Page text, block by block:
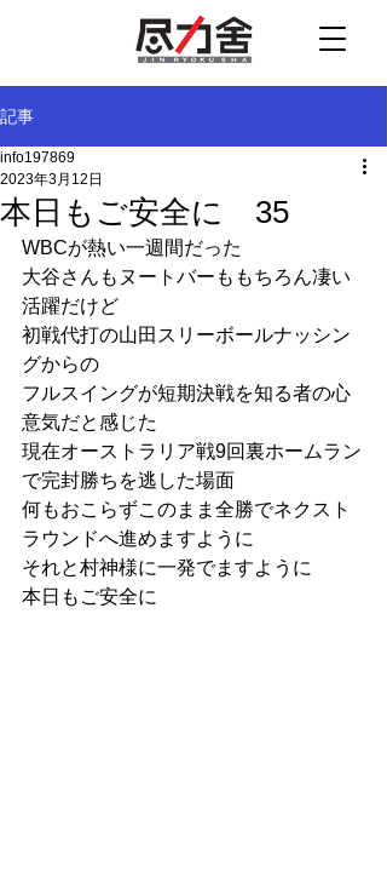
記事
本日もご安全に 35
info197869
2023年3月12日
WBCが熱い一週間だった
大谷さんもヌートバーももちろん凄い
活躍だけど
初戦代打の山田スリーボールナッシン
グからの
フルスイングが短期決戦を知る者の心
意気だと感じた
現在オーストラリア戦9回裏ホームラン
で完封勝ちを逃した場面
何もおこらずこのまま全勝でネクスト
ラウンドへ進めますように
それと村神様に一発でますように
本日もご安全に